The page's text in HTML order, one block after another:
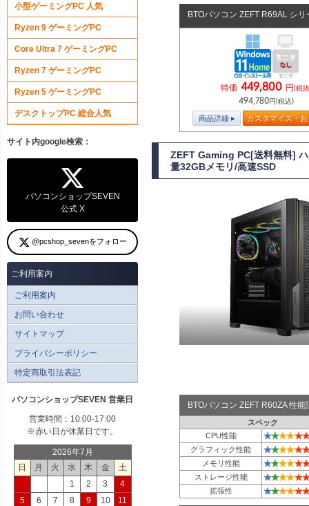
BTOパソコン ZEFT R69AL シリ
特価 449,800 円(税
494,780円(税込)
商品詳細 カスタマイズ・
ZEFT Gaming PC[送料無料]
量32GBメモリ/高速SSD
BTOパソコン ZEFT R60ZA 性
スペック
CPU性能
★★★★★★
グラフィック性能 ★★★★★★
メモリ性能 ★★★★★★
ストレージ性能 ★★★★★★
拡張性 ★★★★★★
小型ゲーミングPC 人気
Ryzen 9 ゲーミングPC
Core Ultra 7 ゲーミングPC
Ryzen 7 ゲーミングPC
Ryzen 5 ゲーミングPC
デスクトップPC 総合人気
サイト内google検索：
パソコンショップSEVEN
公式 X
@pcshop_sevenをフォロー
ご利用案内
ご利用案内
お問い合わせ
サイトマップ
プライバシーポリシー
特定商取引法表記
パソコンショップSEVEN 営業日
営業時間：10:00-17:00
※赤い日が休業日です。
2026年7月
日
月 火 水 木 金
土
1
2 3
4
5
6 7 8 9 10
11